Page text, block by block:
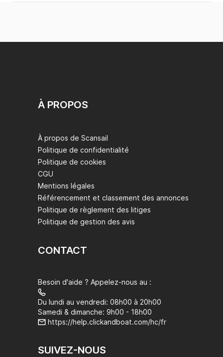
À PROPOS
À propos de Scansail
Politique de confidentialité
Politique de cookies
CGU
Mentions légales
Référencement et classement des annonces
Politique de règlement des litiges
Politique de gestion des avis
CONTACT
Besoin d'aide ? Appelez-nous au :
Du lundi au vendredi: 08h00 à 20h00
Samedi & dimanche: 9h00 - 18h00
https://help.clickandboat.com/hc/fr
SUIVEZ-NOUS